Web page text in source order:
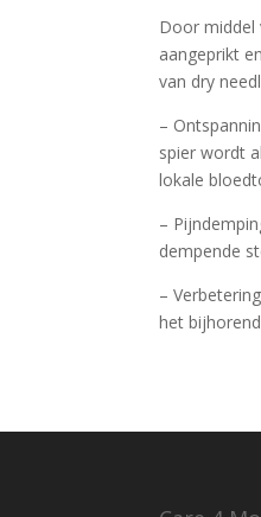
Door middel
aangeprikt
van dry
–
spier wordt
lokale
–
dempende
–
het